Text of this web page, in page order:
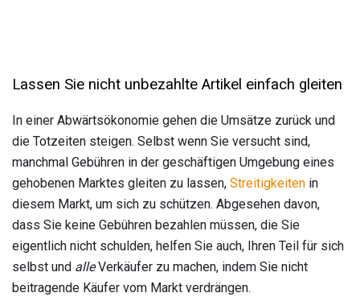
Lassen Sie nicht unbezahlte Artikel einfach gleiten
In einer Abwärtsökonomie gehen die Umsätze zurück und
die Totzeiten steigen. Selbst wenn Sie versucht sind,
manchmal Gebühren in der geschäftigen Umgebung eines
gehobenen Marktes gleiten zu lassen, Streitigkeiten in
diesem Markt, um sich zu schützen. Abgesehen davon,
dass Sie keine Gebühren bezahlen müssen, die Sie
eigentlich nicht schulden, helfen Sie auch, Ihren Teil für sich
selbst und alleVerkäufer zu machen, indem Sie nicht
beitragende Käufer vom Markt verdrängen.